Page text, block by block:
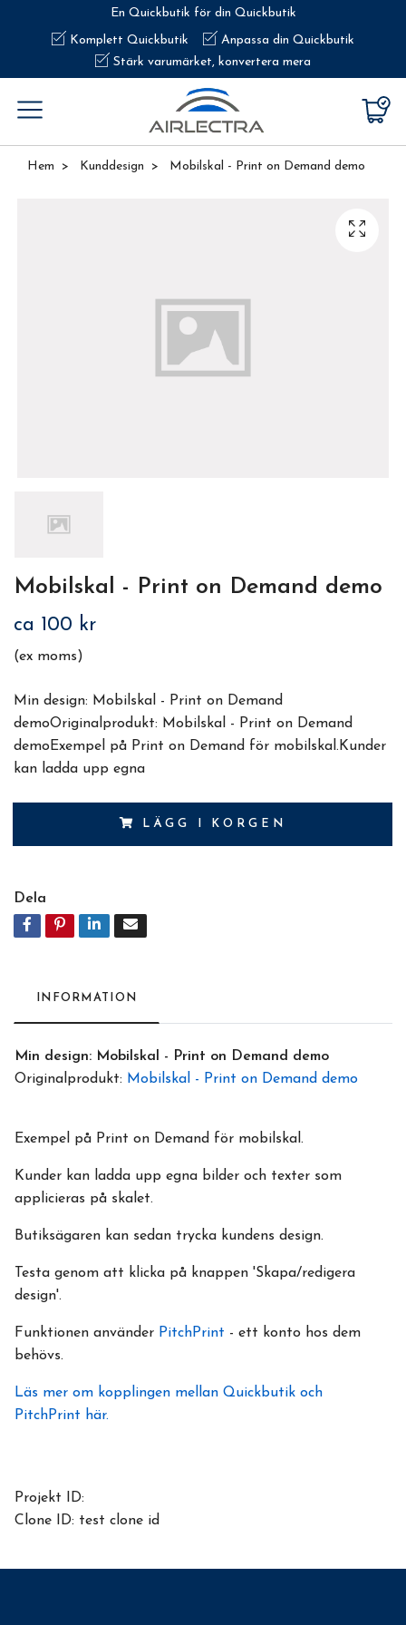
En Quickbutik för din Quickbutik
Komplett Quickbutik
Anpassa din Quickbutik
Stärk varumärket, konvertera mera
Hem Kunddesign Mobilskal - Print on Demand demo
Mobilskal - Print on Demand demo
ca 100 kr
(ex moms)
Min design: Mobilskal - Print on Demand
demoOriginalprodukt: Mobilskal - Print on Demand
demoExempel på Print on Demand för mobilskal.Kunder
kan ladda upp egna
LÄGG I KORGEN
Dela
INFORMATION
Min design: Mobilskal - Print on Demand demo
Originalprodukt: Mobilskal - Print on Demand demo
Exempel på Print on Demand för mobilskal.
Kunder kan ladda upp egna bilder och texter som
applicieras på skalet.
Butiksägaren kan sedan trycka kundens design.
Testa genom att klicka på knappen 'Skapa/redigera
design'.
Funktionen använder PitchPrint - ett konto hos dem
behövs.
Läs mer om kopplingen mellan Quickbutik och
PitchPrint här.
Projekt ID:
Clone ID: test clone id